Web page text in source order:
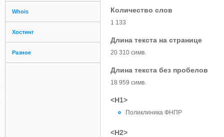
Whois
Хостинг
Разное
Количество слов
1 133
Длина текста на странице
20 310 симв.
Длина текста без пробелов
18 959 симв.
<H1>
Поликлиника ФНПР
<H2>